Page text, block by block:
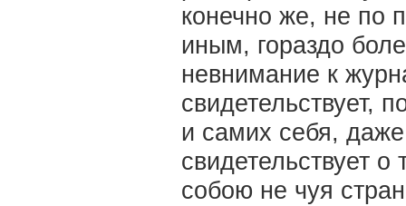
конечно же, не по
иным, гораздо
невнимание к
свидетельствует,
и самих себя,
свидетельствует
собою не чуя